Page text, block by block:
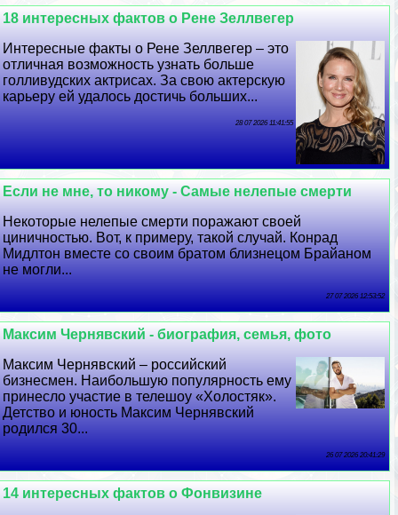
18 интересных фактов о Рене Зеллвегер
Интересные факты о Рене Зеллвегер – это
отличная возможность узнать больше
голливудских актрисах. За свою актерскую
карьеру ей удалось достичь больших...
28 07 2026 11:41:55
Если не мне, то никому - Самые нелепые cмepти
Некоторые нелепые cмepти поражают своей
циничностью. Вот, к примеру, такой случай. Конрад
Мидлтон вместе со своим братом близнецом Брайаном
не могли...
27 07 2026 12:53:52
Максим Чернявский - биография, семья, фото
Максим Чернявский – российский
бизнесмен. Наибольшую популярность ему
принесло участие в телешоу «Холостяк».
Детство и юность Максим Чернявский
родился 30...
26 07 2026 20:41:29
14 интересных фактов о Фонвизине